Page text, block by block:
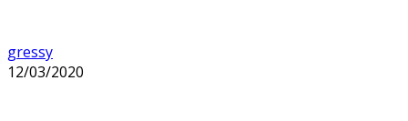
gressy
12/03/2020